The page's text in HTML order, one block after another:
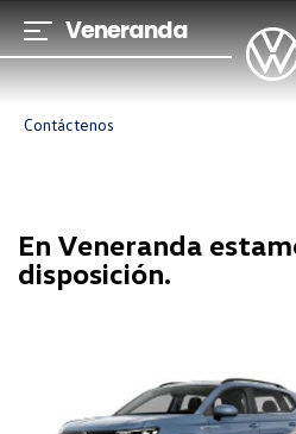
Veneranda
Contáctenos
En Veneranda
disposición.
Cerrar
Modelos
Autoahorro
Ofertas
Postventa